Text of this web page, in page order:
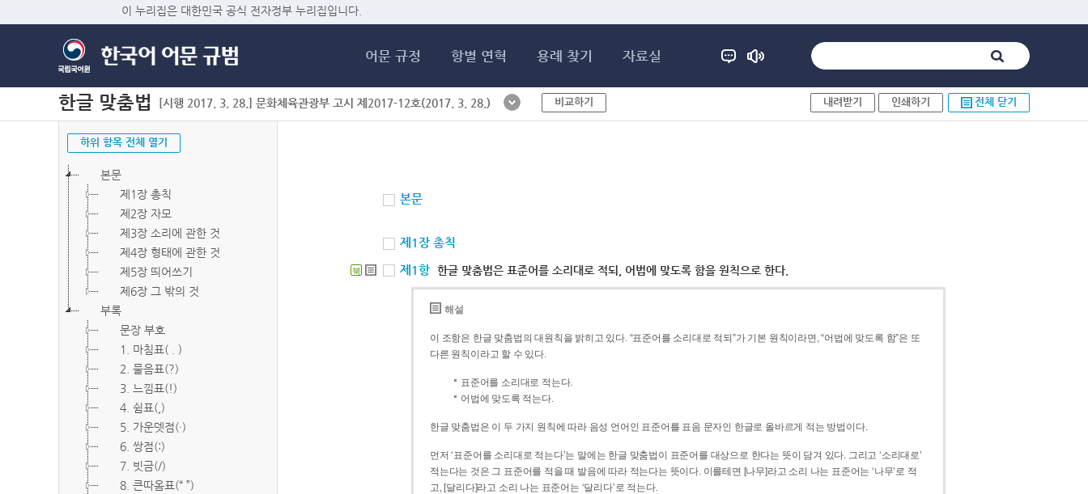
이 누리집은 대한민국 공식 전자정부 누리집입니다.
어문 규정 항별 연혁 용례 찾기 자료실
한글 맞춤법 [시행 2017. 3. 28.] 문화체육관광부 고시 제2017-12호(2017. 3. 28.) 비교하기 내려받기 인쇄하기 전체 닫기
하위 항목 전체 열기
본문
제1장 총칙
제2장 자모
제3장 소리에 관한 것
제4장 형태에 관한 것
제5장 띄어쓰기
제6장 그 밖의 것
부록
문장 부호
1. 마침표( . )
2. 물음표(?)
3. 느낌표(!)
4. 쉼표(,)
5. 가운뎃점(·)
6. 쌍점(:)
7. 빗금(/)
8. 큰따옴표(“ ”)
본문
제1장 총칙
북 제1항 한글 맞춤법은 표준어를 소리대로 적되, 어법에 맞도록 함을 원칙으로 한다.
해설
이 조항은 한글 맞춤법의 대원칙을 밝히고 있다. “표준어를 소리대로 적되”가 기본 원칙이라면, “어법에 맞도록 함”은 또
다른 원칙이라고 할 수 있다.
표준어를 소리대로 적는다.
어법에 맞도록 적는다.
한글 맞춤법은 이 두 가지 원칙에 따라 음성 언어인 표준어를 표음 문자인 한글로 올바르게 적는 방법이다.
먼저 ‘표준어를 소리대로 적는다’는 말에는 한글 맞춤법이 표준어를 대상으로 한다는 뜻이 담겨 있다. 그리고 ‘소리대로’
적는다는 것은 그 표준어를 적을 때 발음에 따라 적는다는 뜻이다. 이를테면 [나무]라고 소리 나는 표준어는 ‘나무’로 적
고, [달리다]라고 소리 나는 표준어는 ‘달리다’로 적는다.